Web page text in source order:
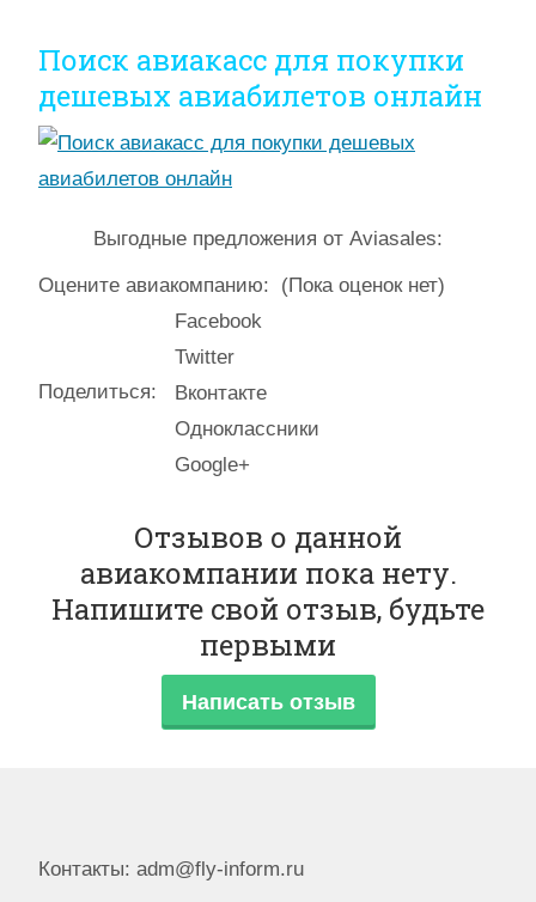
Поиск авиакасс для покупки
дешевых авиабилетов онлайн
Выгодные предложения от Aviasales:
Оцените авиакомпанию: (Пока оценок нет)
Поделиться:
Facebook
Twitter
Вконтакте
Одноклассники
Google+
Отзывов о данной
авиакомпании пока нету.
Напишите свой отзыв, будьте
первыми
Написать отзыв
Контакты: adm@fly-inform.ru